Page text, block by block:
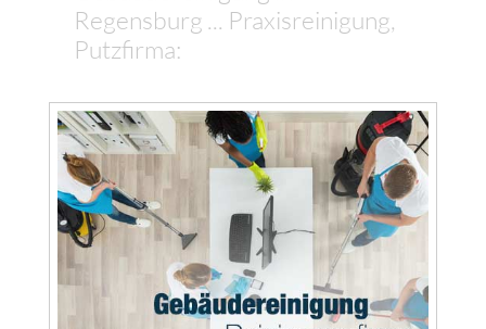
Regensburg ... Praxisreinigung,
Putzfirma: